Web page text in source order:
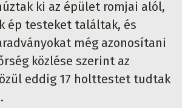
ki az épület romjai alól,
ép testeket találtak, és
még azonosítani
közlése szerint az
eddig 17 holttestet tudtak